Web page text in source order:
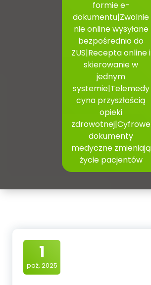
formie e-
dokumentu|Zwolnie
nie online wysyłane
bezpośrednio do
ZUS|Recepta online i
skierowanie w
jednym
systemie|Telemedy
cyna przyszłością
opieki
zdrowotnej|Cyfrowe
dokumenty
medyczne zmieniają
życie pacjentów
1
paź, 2025